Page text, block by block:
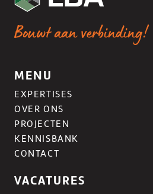
Bouwt aan verbinding!
MENU
EXPERTISES
OVER ONS
PROJECTEN
KENNISBANK
CONTACT
VACATURES